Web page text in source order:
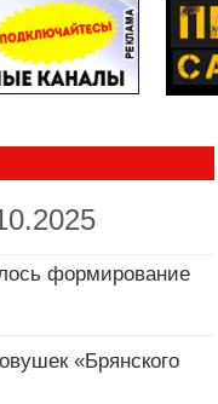
формирование
«Брянского